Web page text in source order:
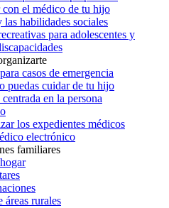
el médico de tu hijo
las habilidades sociales
para adolescentes y
casos de emergencia
puedas cuidar de tu hijo
en la persona
los expedientes médicos
electrónico
familiares
áreas rurales